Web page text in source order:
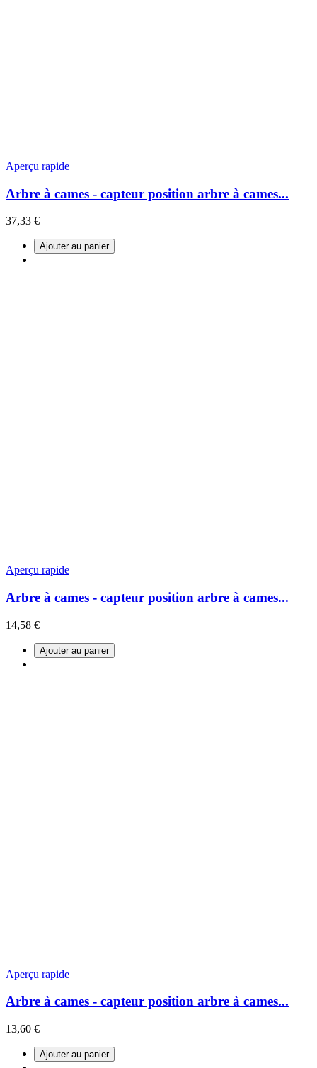
Aperçu rapide
Arbre à cames - capteur position arbre à cames...
37,33 €
Ajouter au panier
Aperçu rapide
Arbre à cames - capteur position arbre à cames...
14,58 €
Ajouter au panier
Aperçu rapide
Arbre à cames - capteur position arbre à cames...
13,60 €
Ajouter au panier